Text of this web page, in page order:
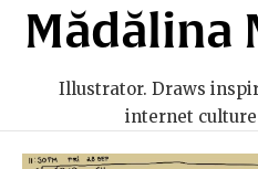
Mădălina
Illustrator. Draws
internet